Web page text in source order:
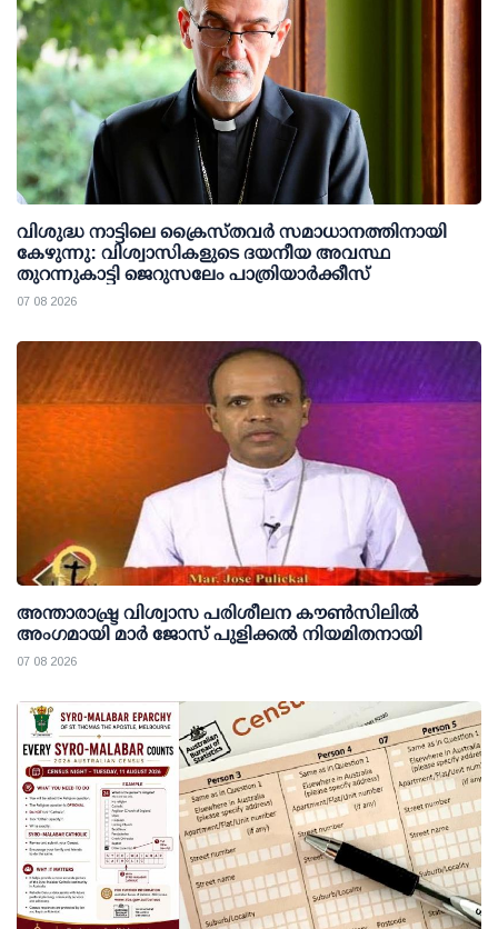
വിശുദ്ധ നാട്ടിലെ ക്രൈസ്തവർ സമാധാനത്തിനായി
കേഴുന്നു: വിശ്വാസികളുടെ ദയനീയ അവസ്ഥ
തുറന്നുകാട്ടി ജെറുസലേം പാത്രിയാർക്കീസ്
07 08 2026
അന്താരാഷ്ട്ര വിശ്വാസ പരിശീലന കൗണ്‍സിലില്‍
അംഗമായി മാര്‍ ജോസ് പുളിക്കല്‍ നിയമിതനായി
07 08 2026